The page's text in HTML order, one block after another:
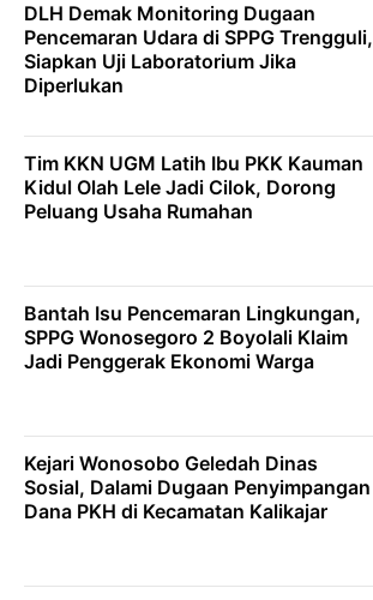
DLH Demak Monitoring Dugaan
Pencemaran Udara di SPPG Trengguli,
Siapkan Uji Laboratorium Jika
Diperlukan
Tim KKN UGM Latih Ibu PKK Kauman
Kidul Olah Lele Jadi Cilok, Dorong
Peluang Usaha Rumahan
Bantah Isu Pencemaran Lingkungan,
SPPG Wonosegoro 2 Boyolali Klaim
Jadi Penggerak Ekonomi Warga
Kejari Wonosobo Geledah Dinas
Sosial, Dalami Dugaan Penyimpangan
Dana PKH di Kecamatan Kalikajar